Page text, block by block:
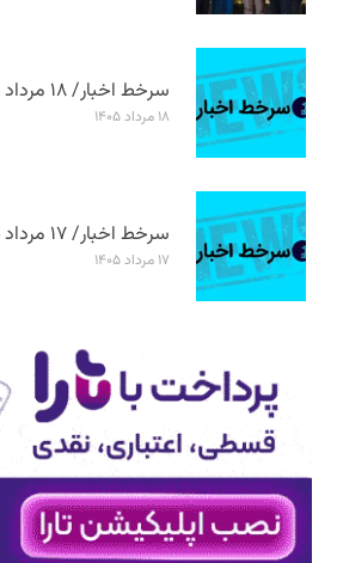
سرخط اخبار/ ۱۸ مرداد ۱۴۰۵
۱۸ مرداد ۱۴۰۵
سرخط اخبار/ ۱۷ مرداد ۱۴۰۵
۱۷ مرداد ۱۴۰۵